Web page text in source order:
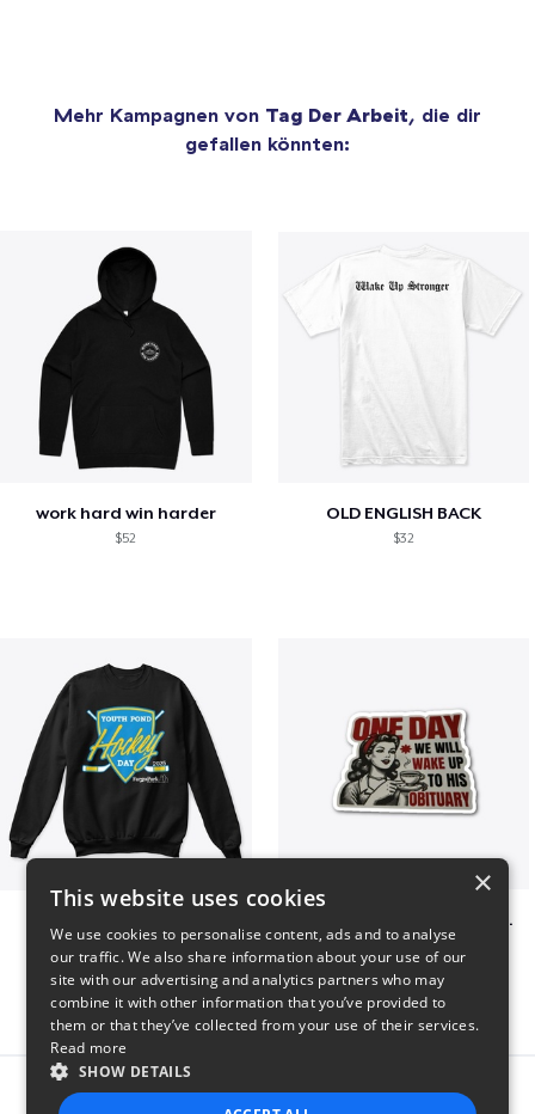
Mehr Kampagnen von Tag Der Arbeit, die dir
gefallen könnten:
work hard win harder
$52
OLD ENGLISH BACK
$32
$33
ONE DAY WE WILL WAKE UP TO HIS OBITUARY
$10
Report this product
×
This website uses cookies
We use cookies to personalise content, ads and to analyse
our traffic. We also share information about your use of our
site with our advertising and analytics partners who may
combine it with other information that you’ve provided to
them or that they’ve collected from your use of their services.
Read more
SHOW DETAILS